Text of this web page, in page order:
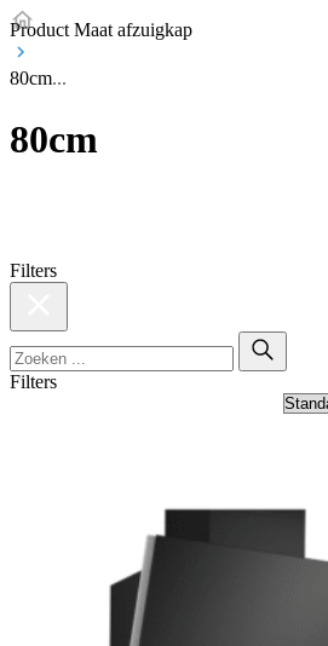
Product Maat afzuigkap
80cm
80cm
Filters
Filters